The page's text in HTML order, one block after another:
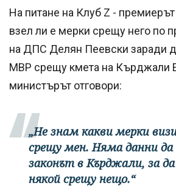
На питане на Клуб Z -
взел ли е мерки срещу него по
на ДПС Делян Пеевски заради
МВР срещу кмета на
министърът отговори:
„Не знам какви мерки
срещу мен. Няма данни да
законът в Кърджали, за
някой срещу нещо.“